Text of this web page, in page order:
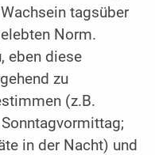
tagsüber
Norm.
eben diese
zu
(z.B.
in der Nacht) und